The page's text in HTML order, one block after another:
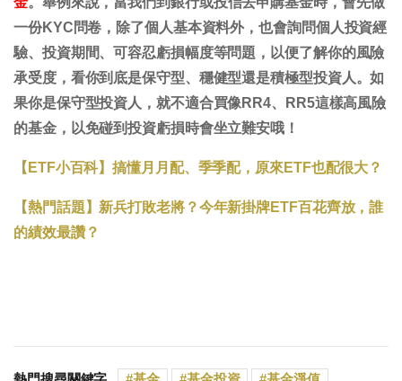
一份KYC問卷，除了個人基本資料外，也會詢問個人投資經
驗、投資期間、可容忍虧損幅度等問題，以便了解你的風險
承受度，看你到底是保守型、穩健型還是積極型投資人。如
果你是保守型投資人，就不適合買像RR4、RR5這樣高風險
的基金，以免碰到投資虧損時會坐立難安哦！
【ETF小百科】搞懂月月配、季季配，原來ETF也配很大？
【熱門話題】新兵打敗老將？今年新掛牌ETF百花齊放，誰
的績效最讚？